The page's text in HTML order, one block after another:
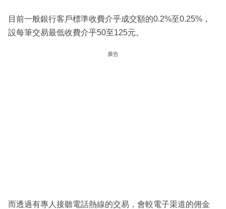
目前一般銀行客戶標準收費介乎成交額的0.2%至0.25%，
設每筆交易最低收費介乎50至125元。
廣告
而透過有專人接聽電話熱線的交易，會較電子渠道的佣金